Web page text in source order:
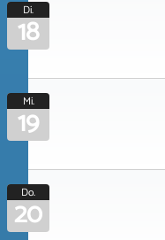
Di.
18
Mi.
19
Do.
20